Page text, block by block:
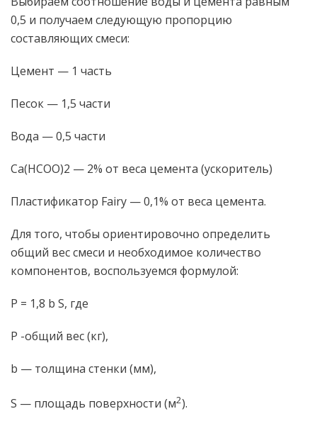
0,5 и получаем следующую пропорцию
составляющих смеси:
Цемент — 1 часть
Песок — 1,5 части
Вода — 0,5 части
Ca(HCOO)2 — 2% от веса цемента (ускоритель)
Пластификатор Fairy — 0,1% от веса цемента.
Для того, чтобы ориентировочно определить
общий вес смеси и необходимое количество
компонентов, воспользуемся формулой:
P = 1,8 b S, где
P -общий вес (кг),
b — толщина стенки (мм),
S — площадь поверхности (м2).